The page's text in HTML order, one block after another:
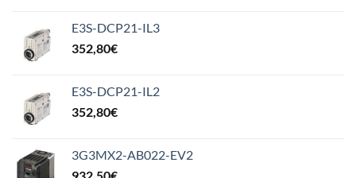
E3S-DCP21-IL3
352,80€
E3S-DCP21-IL2
352,80€
3G3MX2-AB022-EV2